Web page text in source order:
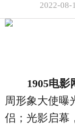
2022-08-
1905电影
周形象大使曝
侣；光影启幕